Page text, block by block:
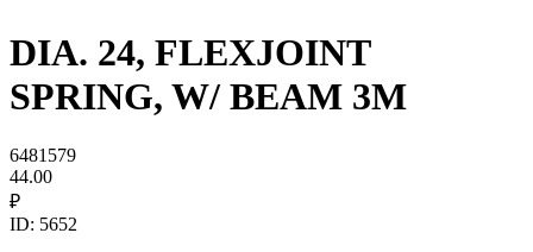
DIA. 24, FLEXJOINT
SPRING, W/ BEAM 3M
6481579
44.00
₽
ID: 5652